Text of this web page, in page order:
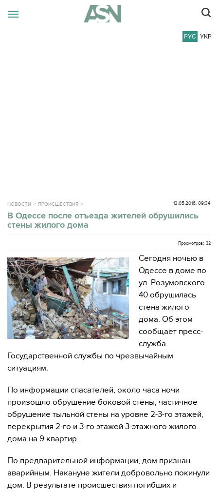
РУС УКР
НОВОСТИ ПРОИСШЕСТВИЯ 13.05.2016, 09:34
В Одессе после отъезда жителей обрушились
стены жилого дома
Просмотров: 32
Сегодня ночью в
Одессе в доме по
ул. Розумовского,
40 обрушилась
стена жилого
дома. Об этом
сообщает пресс-
служба
Государственной службы по чрезвычайным
ситуациям.
По информации спасателей, около часа ночи
произошло обрушение боковой стены, частичное
обрушение тыльной стены на уровне 2-3-го этажей,
перекрытия 2-го и 3-го этажей 3-этажного жилого
дома на 9 квартир.
По предварительной информации, дом признан
аварийным. Накануне жители добровольно покинули
дом. В результате происшествия погибших и